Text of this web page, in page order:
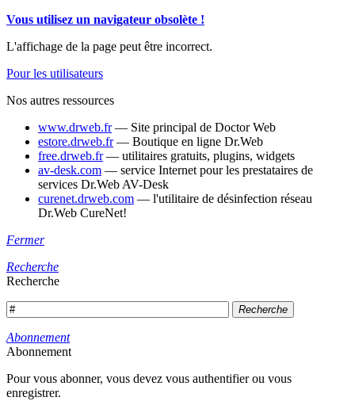
Vous utilisez un navigateur obsolète !
L'affichage de la page peut être incorrect.
Pour les utilisateurs
Nos autres ressources
www.drweb.fr— Site principal de Doctor Web
estore.drweb.fr— Boutique en ligne Dr.Web
free.drweb.fr— utilitaires gratuits, plugins, widgets
av-desk.com — service Internet pour les prestataires de
services Dr.Web AV-Desk
curenet.drweb.com — l'utilitaire de désinfection réseau
Dr.Web CureNet!
Fermer
Recherche
Recherche
Recherche
Abonnement
Abonnement
Pour vous abonner, vous devez vous authentifier ou vous
enregistrer.